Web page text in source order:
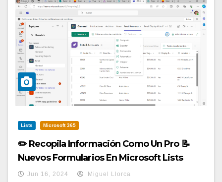
Lists Microsoft 365
✏️ Recopila Información Como Un Pro 📝
Nuevos Formularios En Microsoft Lists
Jun 16, 2024 Miguel Llorca